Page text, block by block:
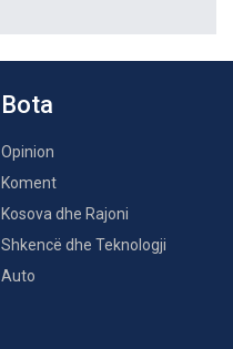
Bota
Opinion
Koment
Kosova dhe Rajoni
Shkencë dhe Teknologji
Auto